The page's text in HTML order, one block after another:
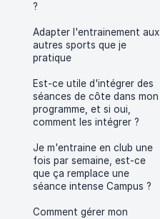
?
Adapter l'entrainement aux
autres sports que je
pratique
Est-ce utile d'intégrer des
séances de côte dans mon
programme, et si oui,
comment les intégrer ?
Je m'entraine en club une
fois par semaine, est-ce
que ça remplace une
séance intense Campus ?
Comment gérer mon